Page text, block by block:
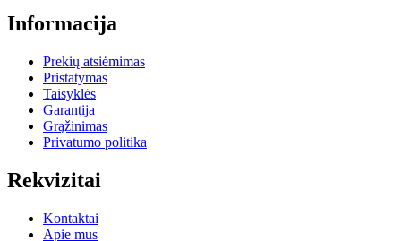
Informacija
Prekių atsiėmimas
Pristatymas
Taisyklės
Garantija
Grąžinimas
Privatumo politika
Rekvizitai
Kontaktai
Apie mus